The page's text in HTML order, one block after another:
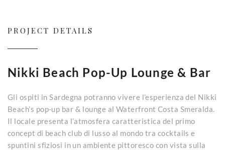
PROJECT DETAILS
Nikki Beach Pop-Up Lounge & Bar
Gli ospiti in Sardegna potranno vivere l’esperienza del Nikki
Beach’s pop-up bar & lounge al Waterfront Costa Smeralda.
Il locale presenta l’atmosfera caratteristica del primo
concept di beach club di lusso al mondo tra cocktails e
spuntini sfiziosi in un ambiente pittoresco con vista sulla